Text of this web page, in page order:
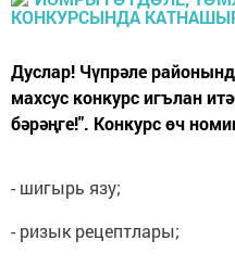
Дуслар! Чүпрәле
махсус конкурс игълан
бәрәңге!". Конкурс өч
- шигырь язу;
- ризык рецептлары;